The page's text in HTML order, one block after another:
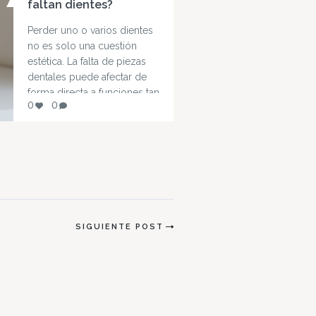
sobre cómo actuar, qué
necesario acudir al dentista.
Los traumatismos dentales
pueden afectar…
faltan dientes?
Perder uno o varios dientes
no es solo una cuestión
estética. La falta de piezas
dentales puede afectar de
forma directa a funciones tan
importantes como la
puede tener a medio y largo
0 0
SIGUIENTE POST